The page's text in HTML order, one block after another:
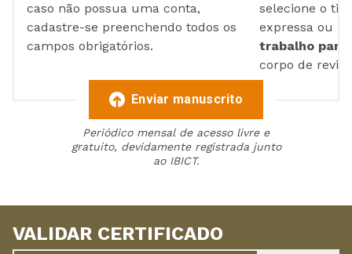
caso não possua uma conta,
cadastre-se preenchendo todos os
campos obrigatórios.
selecione o
expressa ou
trabalho para
corpo de
Enviar manuscrito
Periódico mensal de acesso livre e
gratuito, devidamente registrada junto
ao IBICT.
VALIDAR CERTIFICADO